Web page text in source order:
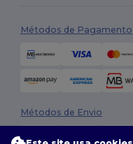
Métodos de Pagamento
Métodos de Envio